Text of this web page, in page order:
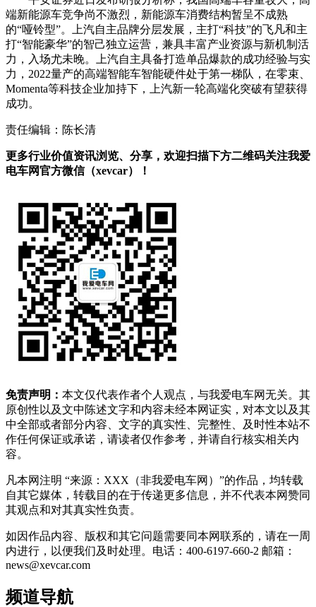
端新能源车竞争尚不激烈，新能源车消费结构暂呈不成熟
的“哑铃型”。
上汽自主品牌分层发展，主打“科技”的飞凡和主
打“智能豪华”的智己独立运营，兼具丰富产业资源与新机制活
力，入场尤未晚。上汽自主具备打造单品爆款的成功经验与实
力，2022量产的高端智能车智能硬件处于第一梯队，在零束、
Momenta等科技企业加持下，上汽新一轮高端化突破有望获得
成功。
责任编辑：陈长清
更多行业价值资讯浏览、分享，欢迎扫描下方二维码关注我爱
电车网官方微信（xevcar）！
免责声明： 本文仅代表作者个人观点，与我爱电车网无关。其
原创性以及文中陈述文字和内容未经本网证实，对本文以及其
中全部或者部分内容、文字的真实性、完整性、及时性本站不
作任何保证或承诺，请读者仅作参考，并请自行核实相关内
容。
凡本网注明 “来源：XXX（非我爱电车网）”的作品，均转载
自其它媒体，转载目的在于传递更多信息，并不代表本网赞同
其观点和对其真实性负责。
如因作品内容、版权和其它问题需要同本网联系的，请在一周
内进行，以便我们及时处理。电话：400-6197-660-2 邮箱：
news@xevcar.com
频道导航